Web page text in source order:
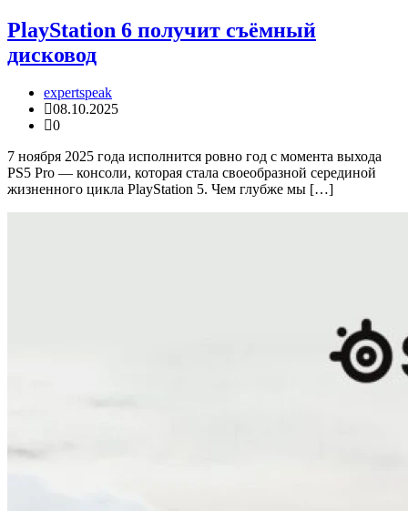
PlayStation 6 получит съёмный
дисковод
expertspeak
08.10.2025
0
7 ноября 2025 года исполнится ровно год с момента выхода
PS5 Pro — консоли, которая стала своеобразной серединой
жизненного цикла PlayStation 5. Чем глубже мы […]